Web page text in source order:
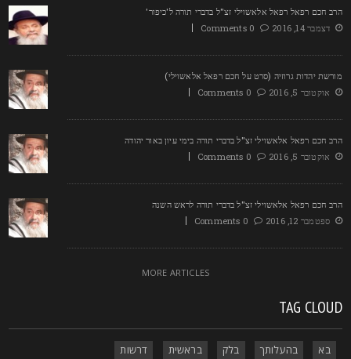
חכם רפאל רפאל אלאשוילי זצ"ל בדברי תורה ל'כיפור'
דצמבר 14, 2016
0 Comments
יהדות גרוזיה (סרט על חכם רפאל אלאשוילי)
אוקטובר 5, 2016
0 Comments
חכם רפאל אלאשוילי זצ"ל בדברי תורה בימי עיון באור יהודה
אוקטובר 5, 2016
0 Comments
חכם רפאל אלאשוילי זצ"ל בדברי תורה לראש השנה
ספטמבר 12, 2016
0 Comments
MORE ARTICLES
TAG
בא בהעלותך בלק בראשית
דרשות